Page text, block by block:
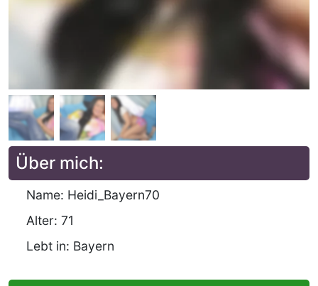
Über mich:
Name: Heidi_Bayern70
Alter: 71
Lebt in: Bayern